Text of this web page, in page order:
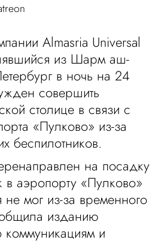
Almasria Universal
из Шарм аш-
в ночь на 24
совершить
столице в связи с
«Пулково» из-за
беспилотников.
на посадку
в аэропорту «Пулково»
не мог из-за временного
изданию
коммуникациям и